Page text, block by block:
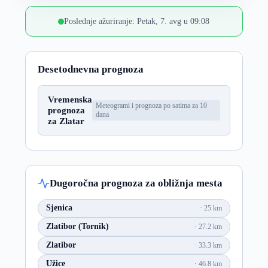
Poslednje ažuriranje: Petak, 7. avg u 09:08
Desetodnevna prognoza
Vremenska
prognoza
za Zlatar
Meteogrami i prognoza po satima za 10
dana
Dugoročna prognoza za obližnja mesta
Sjenica 25 km
Zlatibor (Tornik) 27.2 km
Zlatibor 33.3 km
Užice 46.8 km